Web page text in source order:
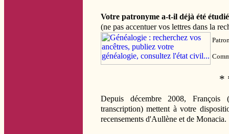
Votre patronyme a-t-il déjà été
(ne pas accentuer vos lettres dans la
*
Depuis décembre 2008,
transcription) mettent à votre
recensements d'Aullène et de Monacia.